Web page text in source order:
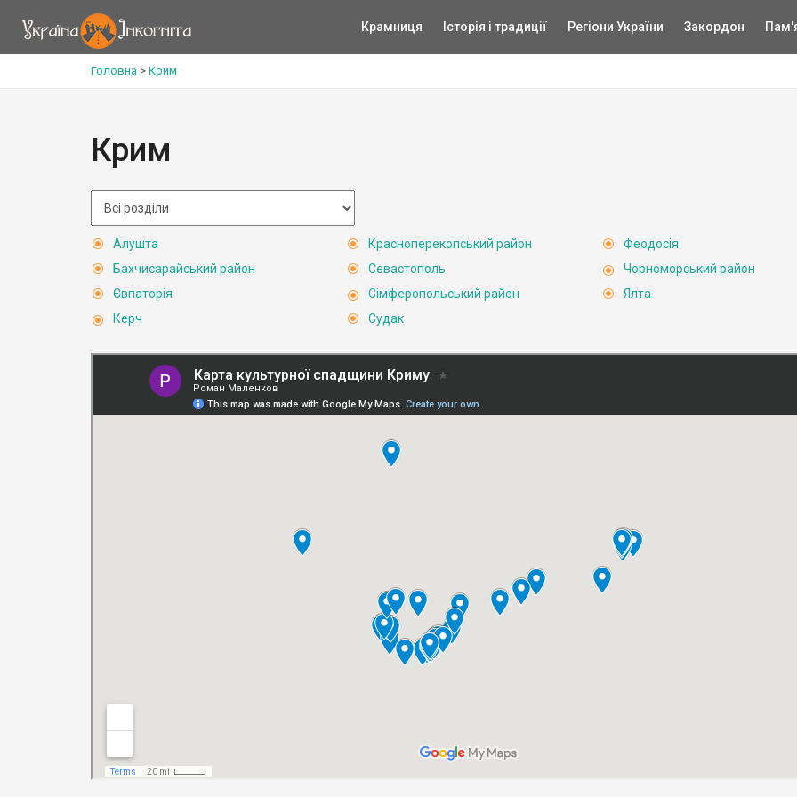
Крамниця Історія і традиції Регіони України Закордон
Головна > Крим
Крим
Алушта
Бахчисарайський район
Євпаторія
Керч
Красноперекопський район
Севастополь
Сімферопольський район
Судак
Феодосія
Чорноморський район
Ялта